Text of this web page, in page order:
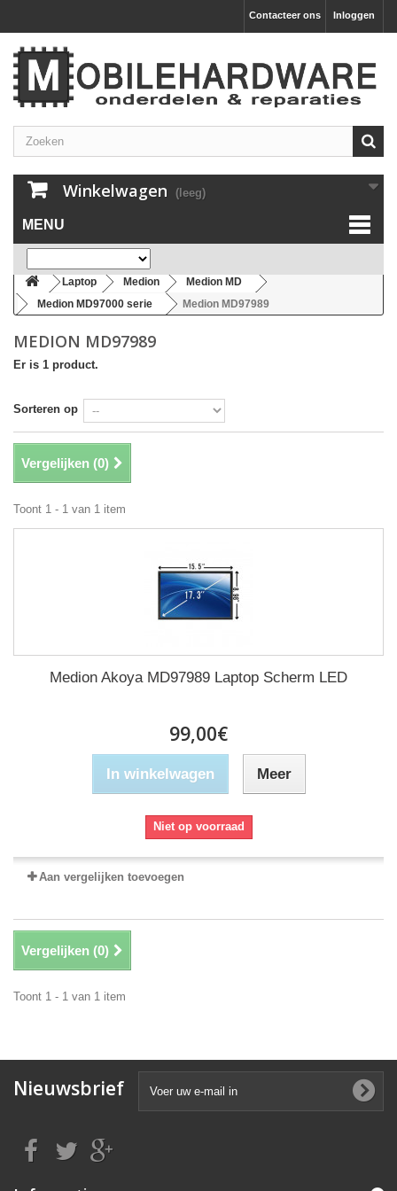
Inloggen
Contacteer ons
Winkelwagen (leeg)
MENU
Laptop Medion
Medion MD
Medion MD97000 serie
Medion MD97989
MEDION MD97989
Er is 1 product.
Sorteren op
Vergelijken (0)
Toont 1 - 1 van 1 item
Medion Akoya MD97989 Laptop Scherm LED
99,00€
In winkelwagen Meer
Niet op voorraad
Aan vergelijken toevoegen
Vergelijken (0)
Toont 1 - 1 van 1 item
Nieuwsbrief